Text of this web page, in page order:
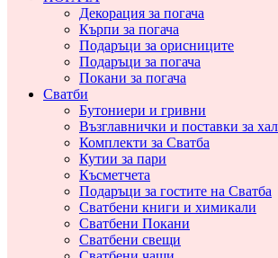
Декорация за погача
Кърпи за погача
Подаръци за орисниците
Подаръци за погача
Покани за погача
Сватби
Бутониери и гривни
Възглавнички и поставки за
Комплекти за Сватба
Кутии за пари
Късметчета
Подаръци за гостите на Сватба
Сватбени книги и химикали
Сватбени Покани
Сватбени свещи